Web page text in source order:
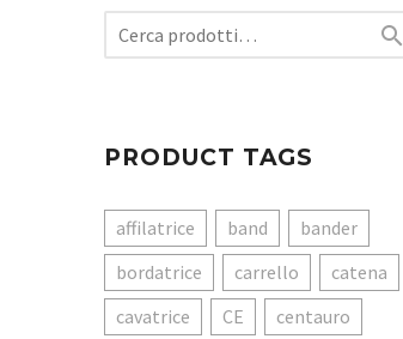

PRODUCT TAGS
affilatrice band
bander
bordatrice
carrello
catena
cavatrice
CE
centauro